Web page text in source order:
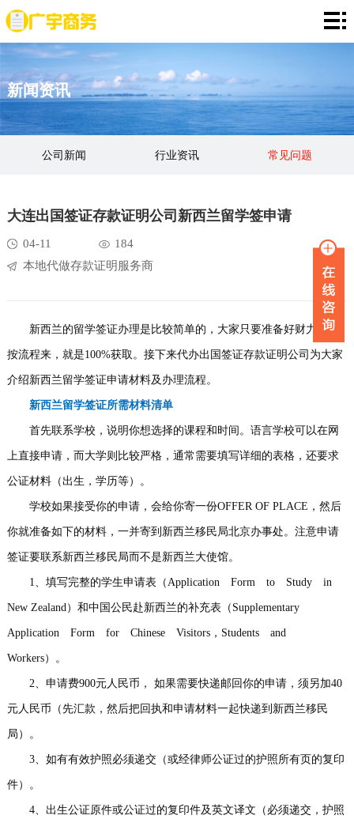
网
站
首
页
存
款
证
资
金
资
单
项
新
闻
品
事
我
新闻资讯
公司新闻 行业资讯 常见问题
大连出国签证存款证明公司新西兰留学签申请
04-11
184
本地代做存款证明服务商
新西兰的留学签证办理是比较简单的，大家只要准备好财力哦啊
按流程来，就是100%获取。接下来代办出国签证存款证明公司为大家
介绍新西兰留学签证申请材料及办理流程。
新西兰留学签证所需材料清单
首先联系学校，说明你想选择的课程和时间。语言学校可以在网
上直接申请，而大学则比较严格，通常需要填写详细的表格，还要求
公证材料（出生，学历等）。
学校如果接受你的申请，会给你寄一份OFFER OF PLACE，然后
你就准备如下的材料，一并寄到新西兰移民局北京办事处。注意申请
签证要联系新西兰移民局而不是新西兰大使馆。
1、填写完整的学生申请表（Application Form to Study in
New Zealand）和中国公民赴新西兰的补充表（Supplementary
Application Form for Chinese Visitors，Students and
Workers）。
2、申请费900元人民币， 如果需要快递邮回你的申请，须另加40
元人民币（先汇款，然后把回执和申请材料一起快递到新西兰移民
局）。
3、如有有效护照必须递交（或经律师公证过的护照所有页的复印
件）。
4、出生公证原件或公证过的复印件及英文译文（必须递交，护照